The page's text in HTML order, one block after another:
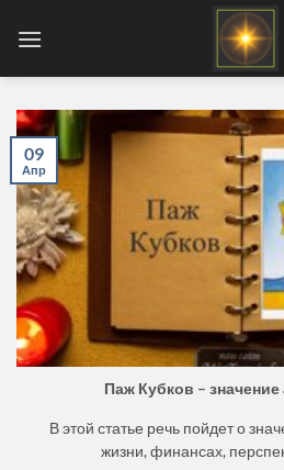
Паж Кубков –
В этой статье речь пойдет о
жизни, финансах,
09
Апр